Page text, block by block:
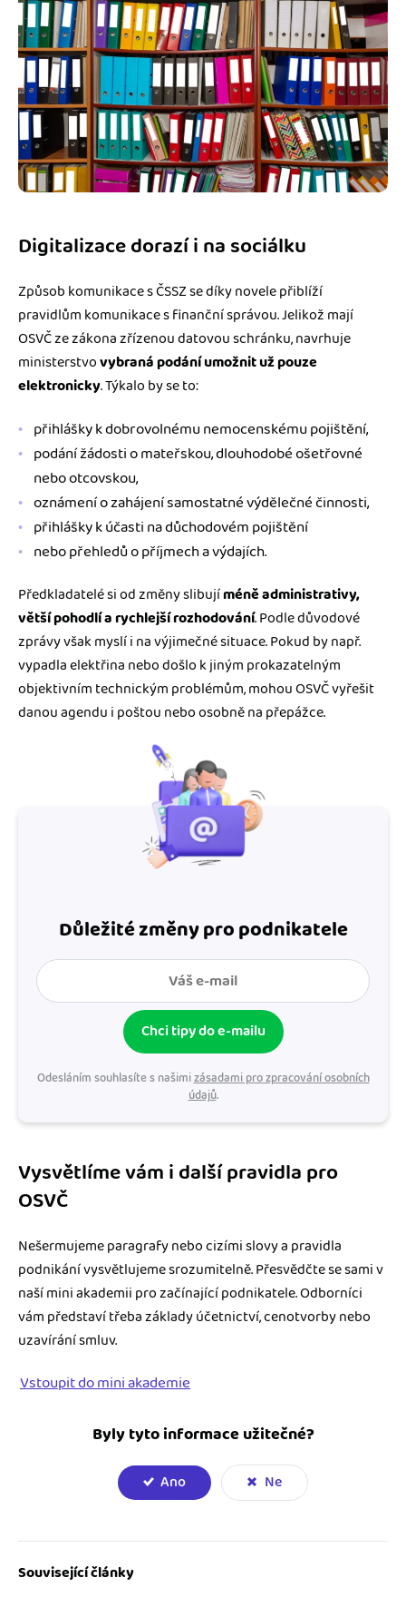
Digitalizace dorazí i na sociálku
Způsob komunikace s ČSSZ se díky novele přiblíží
pravidlům komunikace s finanční správou. Jelikož mají
OSVČ ze zákona zřízenou datovou schránku, navrhuje
ministerstvovybraná podání umožnit už pouze
elektronicky. Týkalo by se to:
přihlášky k dobrovolnému nemocenskému pojištění,
podání žádosti o mateřskou, dlouhodobé ošetřovné
nebo otcovskou,
oznámení o zahájení samostatné výdělečné činnosti,
přihlášky k účasti na důchodovém pojištění
nebo přehledů o příjmech a výdajích.
Předkladatelé si od změny slibujíméně administrativy,
větší pohodlí a rychlejší rozhodování. Podle důvodové
zprávy však myslí i na výjimečné situace. Pokud by např.
vypadla elektřina nebo došlo k jiným prokazatelným
objektivním technickým problémům, mohou OSVČ vyřešit
danou agendu i poštou nebo osobně na přepážce.
Důležité změny pro podnikatele
Chci tipy do e-mailu
Odesláním souhlasíte s našimizásadami pro zpracování osobních
údajů.
Vysvětlíme vám i další pravidla pro
OSVČ
Nešermujeme paragrafy nebo cizími slovy a pravidla
podnikání vysvětlujeme srozumitelně. Přesvědčte se sami v
naší mini akademii pro začínající podnikatele. Odborníci
vám představí třeba základy účetnictví, cenotvorby nebo
uzavírání smluv.
Vstoupit do mini akademie
Byly tyto informace užitečné?
Ano Ne
Související články